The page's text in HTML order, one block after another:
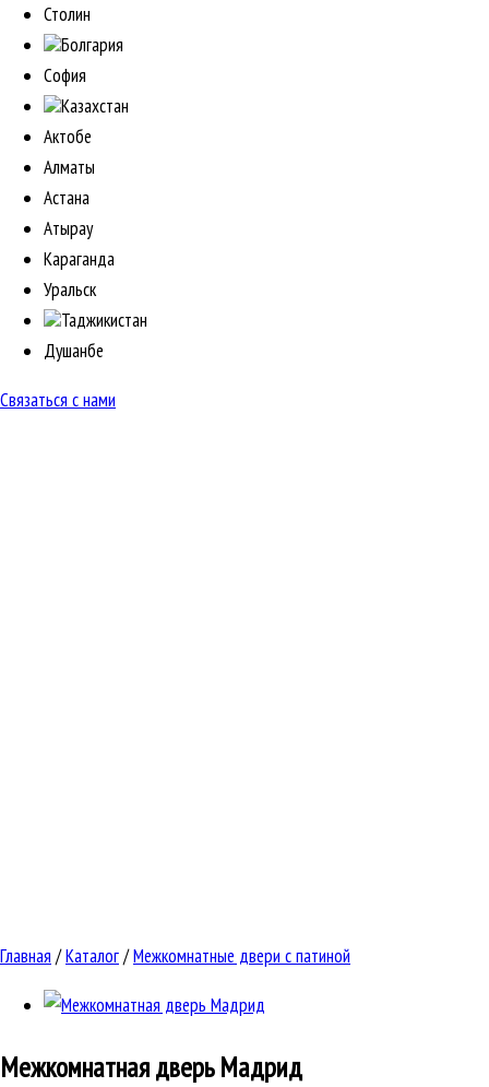
Столин
Болгария
София
Казахстан
Актобе
Алматы
Астана
Атырау
Караганда
Уральск
Таджикистан
Душанбе
Связаться с нами
Главная /Каталог/Межкомнатные двери с патиной
Межкомнатная дверь Мадрид